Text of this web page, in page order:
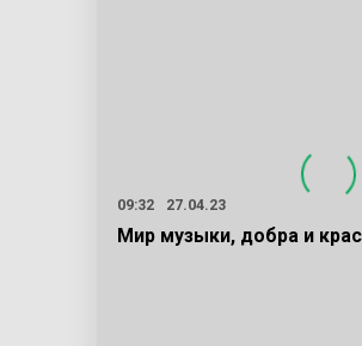
09:32 27.04.23
Мир музыки, добра и